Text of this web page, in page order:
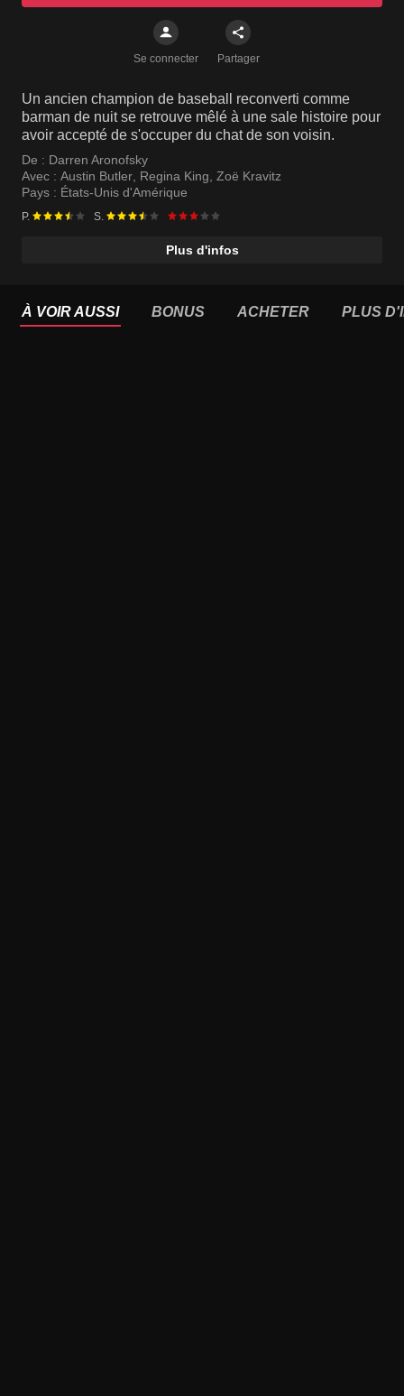
Se connecter Partager
Un ancien champion de baseball reconverti comme
barman de nuit se retrouve mêlé à une sale histoire pour
avoir accepté de s'occuper du chat de son voisin.
De : Darren Aronofsky
Avec : Austin Butler, Regina King, Zoë Kravitz
Pays : États-Unis d'Amérique
P. S.
Plus d'infos
À VOIR AUSSI BONUS ACHETER PLUS